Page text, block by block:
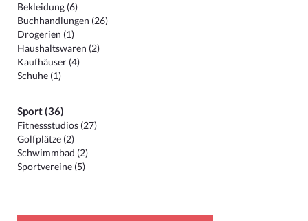
Bekleidung (6)
Buchhandlungen (26)
Drogerien (1)
Haushaltswaren (2)
Kaufhäuser (4)
Schuhe (1)
Sport (36)
Fitnessstudios (27)
Golfplätze (2)
Schwimmbad (2)
Sportvereine (5)